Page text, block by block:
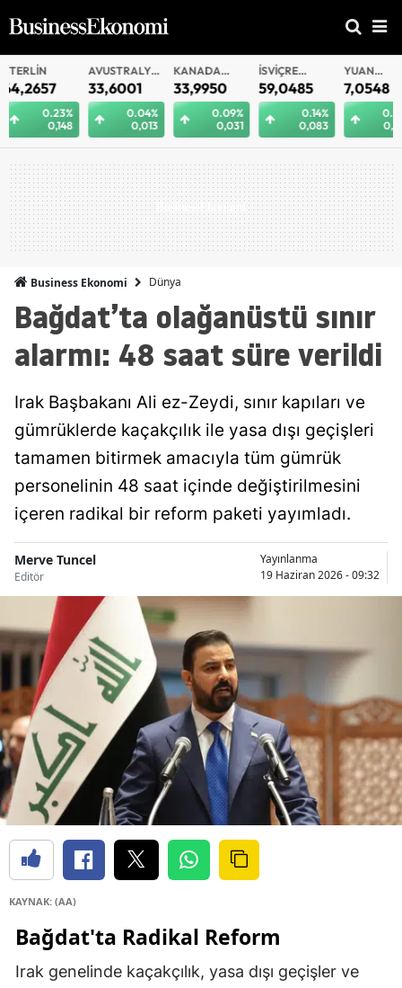
AVUSTRALYA
DOLARI
33,6001
0.04%
0,013
KANADA
DOLARI
33,9950
0.09%
0,031
İSVIÇRE
FRANKI
59,0485
0.14%
0,083
YUAN
OFFSHORE
7,0548
0.04%
0,003
YUAN
7,0540
Business Ekonomi Dünya
Bağdat’ta olağanüstü sınır
alarmı: 48 saat süre verildi
Irak Başbakanı Ali ez-Zeydi, sınır kapıları ve
gümrüklerde kaçakçılık ile yasa dışı geçişleri
tamamen bitirmek amacıyla tüm gümrük
personelinin 48 saat içinde değiştirilmesini
içeren radikal bir reform paketi yayımladı.
Merve Tuncel
Editör
Yayınlanma
19 Haziran 2026 - 09:32
KAYNAK: (AA)
Bağdat'ta Radikal Reform
Irak genelinde kaçakçılık, yasa dışı geçişler ve